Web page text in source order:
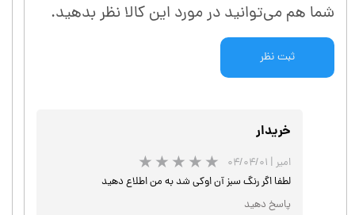
شما هم می‌توانید در مورد این کالا نظر بدهید.
ثبت نظر
خریدار
امیر | ۰۴/۰۴/۰۱
لطفا اگر رنگ سبز آن اوکی شد به من اطلاع دهید
پاسخ دهید